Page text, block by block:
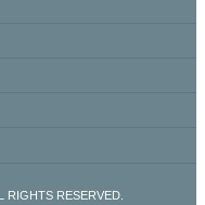
RIGHTS RESERVED.